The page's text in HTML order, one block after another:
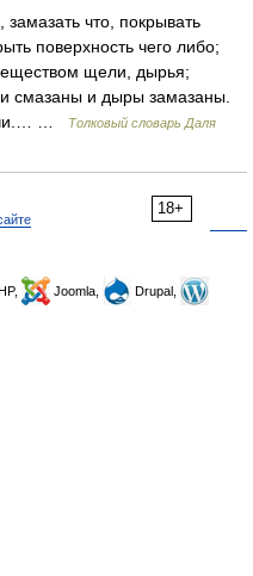
что, покрывать
поверхность чего либо;
щели, дырья;
смазаны и дыры замазаны.
…
Толковый словарь Даля
18+
Joomla,
Drupal,